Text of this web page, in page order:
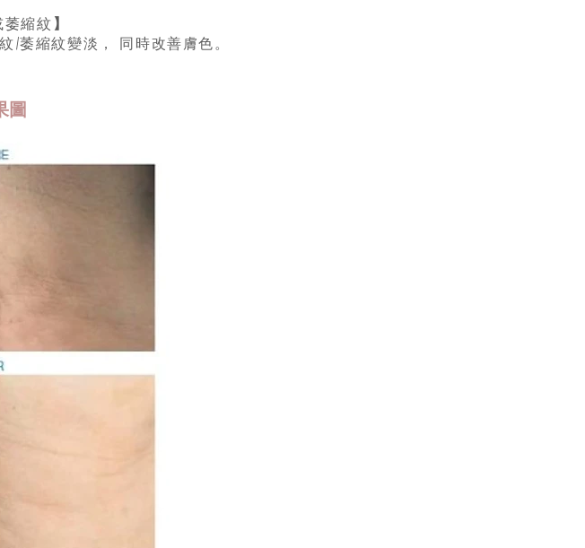
萎縮紋 】
/萎縮紋變淡， 同時改善膚色。
圖